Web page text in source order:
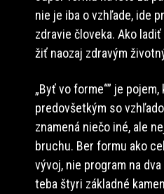
nie je iba o vzhľade, ide
zdravie človeka. Ako
žiť naozaj zdravým
„Byť vo forme“” je
predovšetkým so
znamená niečo iné, ale
bruchu. Ber formu ako
vývoj, nie program na
teba štyri základné